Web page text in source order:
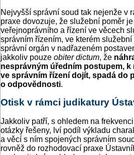
Nejvyšší správní soud tak nejenže v
praxe dovozuje, že služební poměr
veřejnoprávního a řízení ve věcech
správním řízením, ve kterém
správní orgán v nadřazeném
jakkoliv pouze obiter dictum, že
nesprávným úředním postupem, k
ve správním řízení dojít, spadá do
o odpovědnosti.
Otisk v rámci judikatury
Jakkoliv patří, s ohledem na
otázky řešeny, lví podíl výkladu
a věcí s ním spojených správním
rovněž do rozhodovací praxe